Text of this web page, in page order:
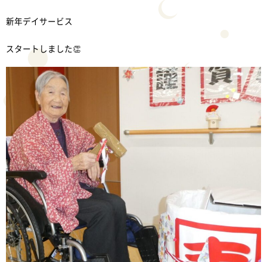
新年デイサービス
スタートしました👏